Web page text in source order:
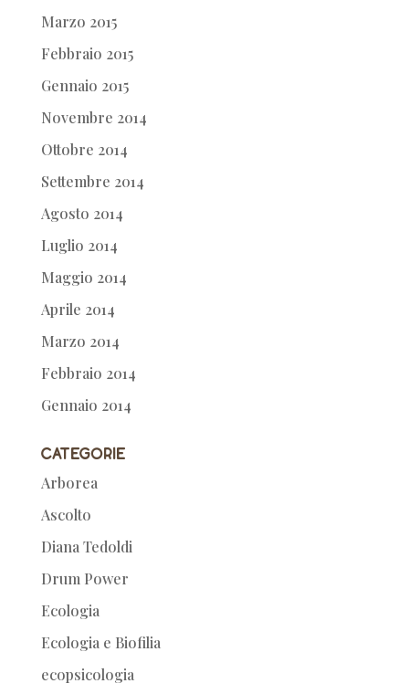
Marzo 2015
Febbraio 2015
Gennaio 2015
Novembre 2014
Ottobre 2014
Settembre 2014
Agosto 2014
Luglio 2014
Maggio 2014
Aprile 2014
Marzo 2014
Febbraio 2014
Gennaio 2014
Categorie
Arborea
Ascolto
Diana Tedoldi
Drum Power
Ecologia
Ecologia e Biofilia
ecopsicologia